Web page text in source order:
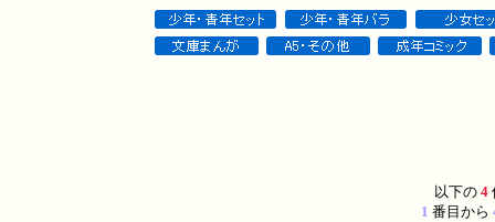
以下の4
1 番目から